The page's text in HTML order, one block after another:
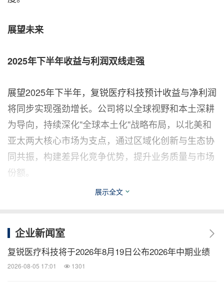
展望未来
2025年下半年收益与利润双线走强
展望2025年下半年，复锐医疗科技预计收益与净利润
将同步实现强劲增长。公司将以全球视野和本土深耕
为导向，持续深化"全球本土化"战略布局，以北美和
亚太两大核心市场为支点，通过区域化创新与生态协
同共振，构建差异化竞争优势，提升业务质量与市场
份额。
by Alma在联合治疗领域的应用落地。
在亚太市场，公司将加速长效肉毒毒素达希斐在中国
展示全文
企业新闻室
复锐医疗科技将于2026年8月19日公布2026年中期业绩
2026-08-05 17:01 1301